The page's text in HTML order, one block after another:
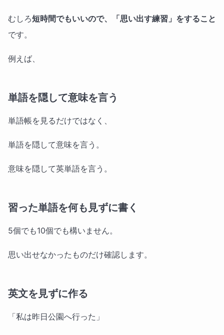
むしろ短時間でもいいので、「思い出す練習」をすること
です。
例えば、
単語を隠して意味を言う
単語帳を見るだけではなく、
単語を隠して意味を言う。
意味を隠して英単語を言う。
習った単語を何も見ずに書く
5個でも10個でも構いません。
思い出せなかったものだけ確認します。
英文を見ずに作る
「私は昨日公園へ行った」